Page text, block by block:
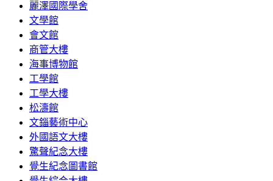
麗澤國際學舍
文學館
會文館
商管大樓
海事博物館
工學館
工學大樓
松濤館
文錙藝術中心
外國語文大樓
驚聲紀念大樓
覺生紀念圖書館